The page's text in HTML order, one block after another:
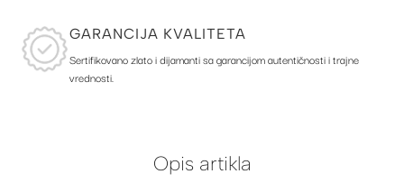
GARANCIJA KVALITETA
Sertifikovano zlato i dijamanti sa garancijom autentičnosti i trajne
vrednosti.
Opis artikla